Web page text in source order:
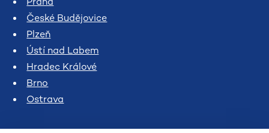
České Budějovice
Plzeň
Ústí nad Labem
Hradec Králové
Brno
Ostrava